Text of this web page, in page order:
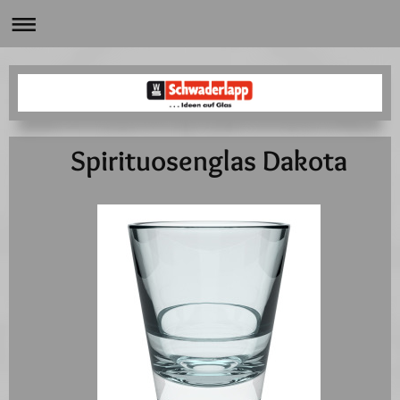
Spirituosenglas Dakota